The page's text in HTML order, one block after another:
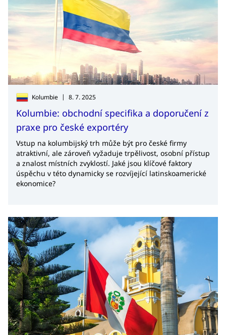
Kolumbie | 8. 7. 2025
Kolumbie: obchodní specifika a doporučení z
praxe pro české exportéry
Vstup na kolumbijský trh může být pro české firmy
atraktivní, ale zároveň vyžaduje trpělivost, osobní přístup
a znalost místních zvyklostí. Jaké jsou klíčové faktory
úspěchu v této dynamicky se rozvíjející latinskoamerické
ekonomice?